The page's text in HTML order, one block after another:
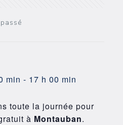
min - 17 h 00 min
toute la journée pour
à Montauban.